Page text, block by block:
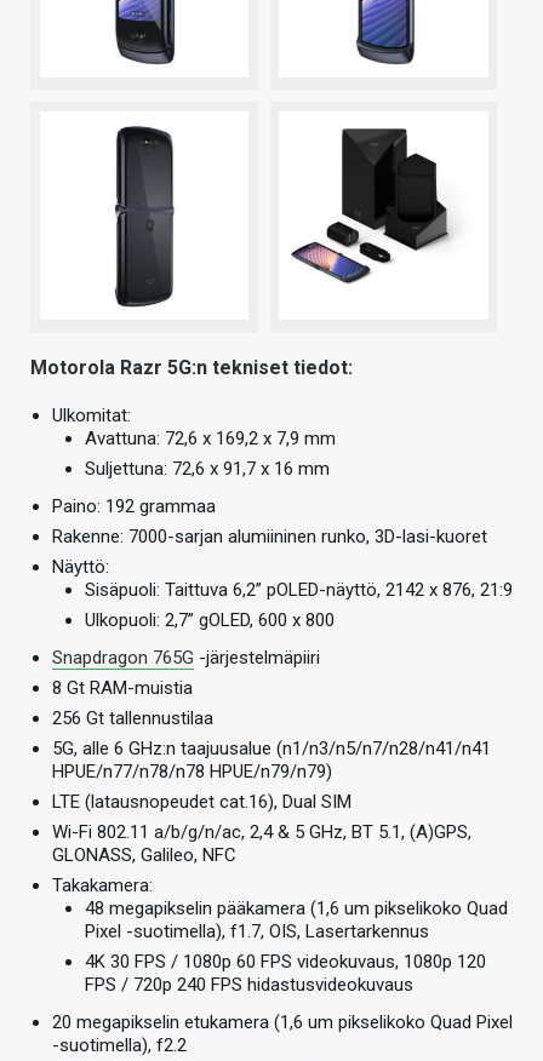
Motorola Razr 5G:n tekniset tiedot:
Ulkomitat:
Avattuna: 72,6 x 169,2 x 7,9 mm
Suljettuna: 72,6 x 91,7 x 16 mm
Paino: 192 grammaa
Rakenne: 7000-sarjan alumiininen runko, 3D-lasi-kuoret
Näyttö:
Sisäpuoli: Taittuva 6,2” pOLED-näyttö, 2142 x 876, 21:9
Ulkopuoli: 2,7” gOLED, 600 x 800
Snapdragon 765G -järjestelmäpiiri
8 Gt RAM-muistia
256 Gt tallennustilaa
5G, alle 6 GHz:n taajuusalue (n1/n3/n5/n7/n28/n41/n41
HPUE/n77/n78/n78 HPUE/n79/n79)
LTE (latausnopeudet cat.16), Dual SIM
Wi-Fi 802.11 a/b/g/n/ac, 2,4 & 5 GHz, BT 5.1, (A)GPS,
GLONASS, Galileo, NFC
Takakamera:
48 megapikselin pääkamera (1,6 um pikselikoko Quad
Pixel -suotimella), f1.7, OIS, Lasertarkennus
4K 30 FPS / 1080p 60 FPS videokuvaus, 1080p 120
FPS / 720p 240 FPS hidastusvideokuvaus
20 megapikselin etukamera (1,6 um pikselikoko Quad Pixel
-suotimella), f2.2